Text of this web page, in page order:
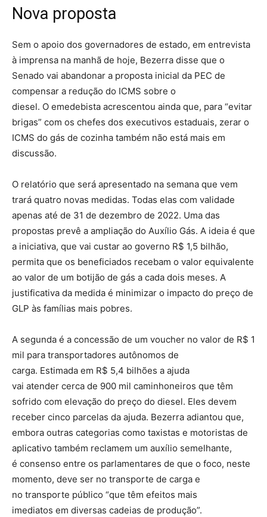
Nova proposta
Sem o apoio dos governadores de estado, em entrevista
à imprensa na manhã de hoje, Bezerra disse que o
Senado vai abandonar a proposta inicial da PEC de
compensar a redução do ICMS sobre o
diesel. O emedebista acrescentou ainda que, para “evitar
brigas” com os chefes dos executivos estaduais, zerar o
ICMS do gás de cozinha também não está mais em
discussão.
O relatório que será apresentado na semana que vem
trará quatro novas medidas. Todas elas com validade
apenas até de 31 de dezembro de 2022. Uma das
propostas prevê a ampliação do Auxílio Gás. A ideia é que
a iniciativa, que vai custar ao governo R$ 1,5 bilhão,
permita que os beneficiados recebam o valor equivalente
ao valor de um botijão de gás a cada dois meses. A
justificativa da medida é minimizar o impacto do preço de
GLP às famílias mais pobres.
A segunda é a concessão de um voucher no valor de R$ 1
mil para transportadores autônomos de
carga. Estimada em R$ 5,4 bilhões a ajuda
vai atender cerca de 900 mil caminhoneiros que têm
sofrido com elevação do preço do diesel. Eles devem
receber cinco parcelas da ajuda. Bezerra adiantou que,
embora outras categorias como taxistas e motoristas de
aplicativo também reclamem um auxílio semelhante,
é consenso entre os parlamentares de que o foco, neste
momento, deve ser no transporte de carga e
no transporte público “que têm efeitos mais
imediatos em diversas cadeias de produção”.